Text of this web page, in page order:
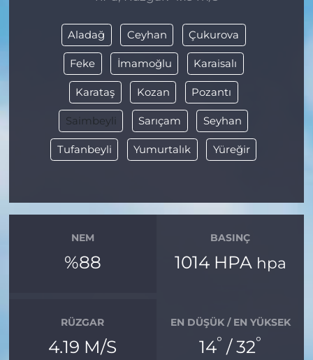
Aladağ Ceyhan Çukurova
Feke İmamoğlu Karaisalı
Karataş Kozan Pozantı
Saimbeyli Sarıçam Seyhan
Tufanbeyli Yumurtalık Yüreğir
NEM
%88
BASINÇ
1014 HPA hpa
RÜZGAR
4.19 M/S
EN DÜŞÜK / EN YÜKSEK
14° / 32°